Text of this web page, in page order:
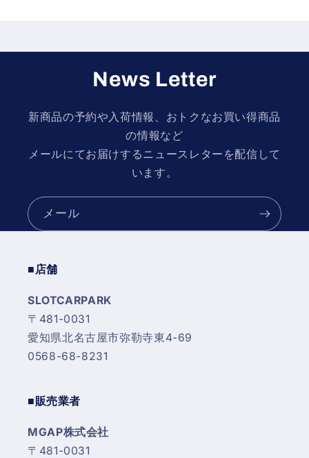
News Letter
新商品の予約や入荷情報、おトクなお買い得商品
の情報など
メールにてお届けするニュースレターを配信して
います。
メール
■店舗
SLOTCARPARK
〒481-0031
愛知県北名古屋市弥勒寺東4-69
0568-68-8231
■販売業者
MGAP株式会社
〒481-0031